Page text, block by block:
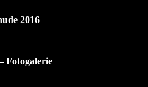
2016
Fotogalerie